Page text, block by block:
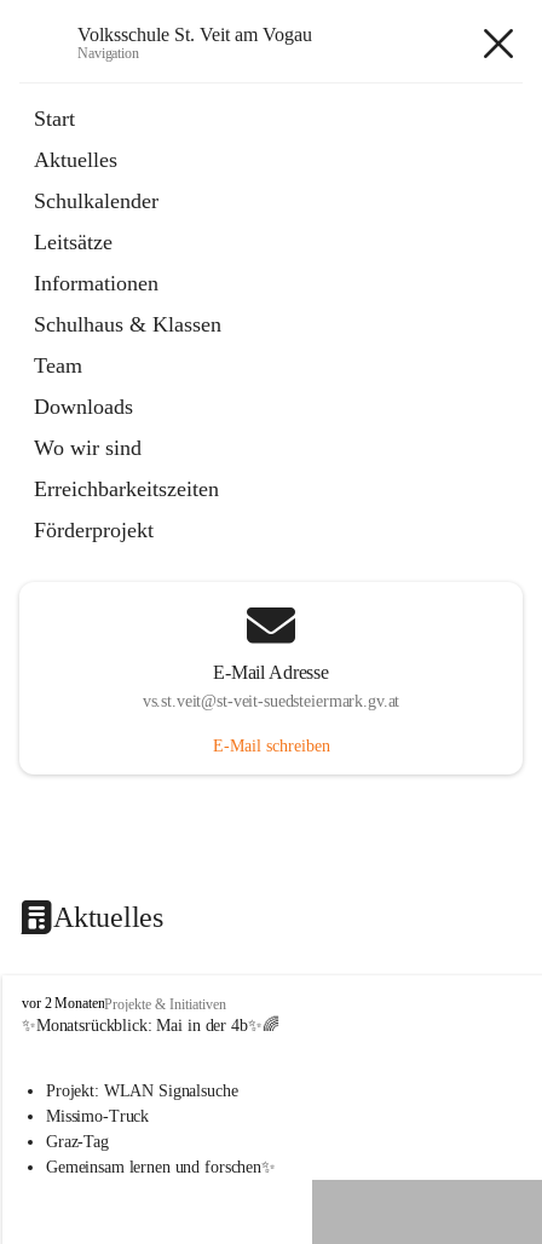
Volksschule St. Veit am Vogau
Navigation
Start
Aktuelles
Schulkalender
Leitsätze
Informationen
Schulhaus & Klassen
Team
Downloads
Wo wir sind
Erreichbarkeitszeiten
Förderprojekt
E-Mail Adresse
vs.st.veit@st-veit-suedsteiermark.gv.at
E-Mail schreiben
Aktuelles
V
o
s
s
c
vor 2 MonatenProjekte & Initiativen
✨Monatsrückblick: Mai in der 4b✨🌈
Projekt: WLAN Signalsuche
Missimo-Truck
Graz-Tag
Gemeinsam lernen und forschen✨